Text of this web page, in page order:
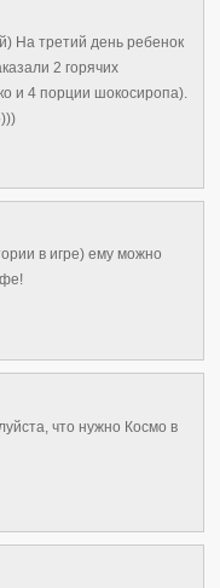
На третий день ребенок
2 горячих
и 4 порции шокосиропа).
в игре) ему можно
что нужно Космо в